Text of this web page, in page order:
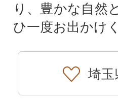
り、豊かな自然
ひ一度お出かけ
埼玉